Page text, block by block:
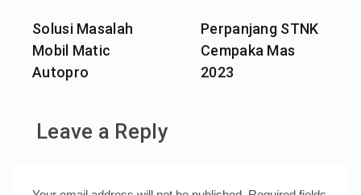
Solusi Masalah
Mobil Matic
Autopro
Perpanjang STNK
Cempaka Mas
2023
Leave a Reply